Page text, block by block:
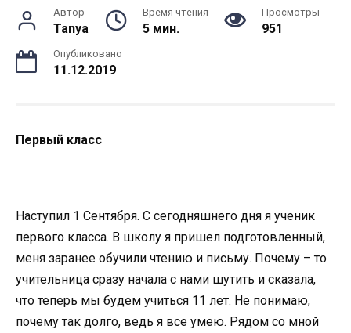
Автор
Tanya
Время чтения
5 мин.
Просмотры
951
Опубликовано
11.12.2019
Первый класс
Наступил 1 Сентября. С сегодняшнего дня я ученик
первого класса. В школу я пришел подготовленный,
меня заранее обучили чтению и письму. Почему – то
учительница сразу начала с нами шутить и сказала,
что теперь мы будем учиться 11 лет. Не понимаю,
почему так долго, ведь я все умею. Рядом со мной